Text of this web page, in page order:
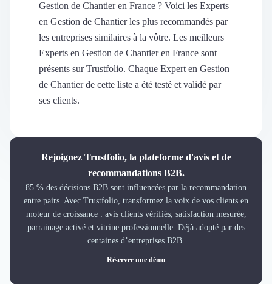
Découvrir le média
Demander une démo
Connexion
Teambuilding
Conseil en Management et Organisation
Gestion paie
Coaching
Gestion de Chantier en France ? Voici les Experts
en Gestion de Chantier les plus recommandés par
les entreprises similaires à la vôtre. Les meilleurs
Experts en Gestion de Chantier en France sont
présents sur Trustfolio. Chaque Expert en Gestion
de Chantier de cette liste a été testé et validé par
ses clients.
Rejoignez Trustfolio, la plateforme d'avis et de
recommandations B2B.
85 % des décisions B2B sont influencées par la recommandation
entre pairs. Avec Trustfolio, transformez la voix de vos clients en
moteur de croissance : avis clients vérifiés, satisfaction mesurée,
parrainage activé et vitrine professionnelle. Déjà adopté par des
centaines d’entreprises B2B.
Réserver une démo